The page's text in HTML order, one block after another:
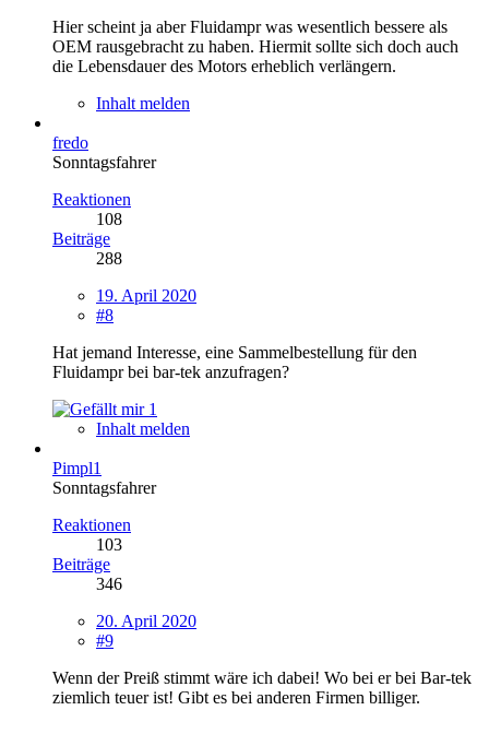
Hier scheint ja aber Fluidampr was wesentlich bessere als
OEM rausgebracht zu haben. Hiermit sollte sich doch auch
die Lebensdauer des Motors erheblich verlängern.
Inhalt melden
fredo
Sonntagsfahrer
Reaktionen
108
Beiträge
288
19. April 2020
#8
Hat jemand Interesse, eine Sammelbestellung für den
Fluidampr bei bar-tek anzufragen?
1
Inhalt melden
Pimpl1
Sonntagsfahrer
Reaktionen
103
Beiträge
346
20. April 2020
#9
Wenn der Preiß stimmt wäre ich dabei! Wo bei er bei Bar-tek
ziemlich teuer ist! Gibt es bei anderen Firmen billiger.